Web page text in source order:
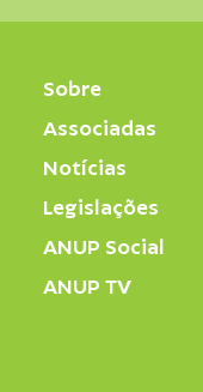
Sobre
Associadas
Notícias
Legislações
ANUP Social
ANUP TV